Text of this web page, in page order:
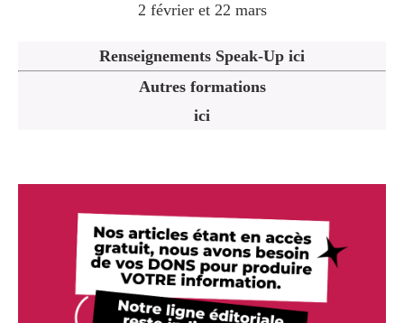
2 février et 22 mars
Renseignements Speak-Up ici
Autres formations
ici